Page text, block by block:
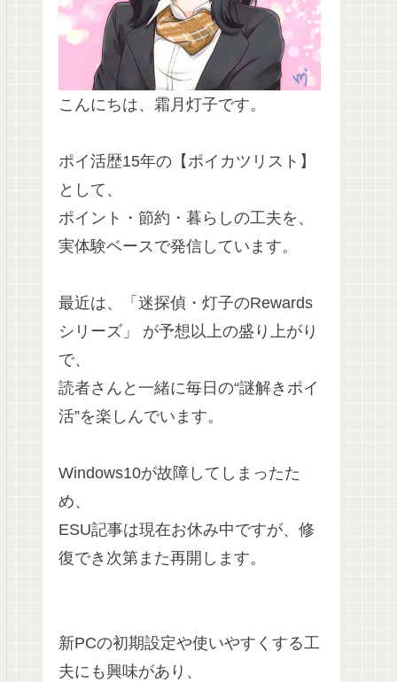
こんにちは、霜月灯子です。
ポイ活歴15年の【ポイカツリスト】
として、
ポイント・節約・暮らしの工夫を、
実体験ベースで発信しています。
最近は、「迷探偵・灯子のRewards
シリーズ」 が予想以上の盛り上がり
で、
読者さんと一緒に毎日の“謎解きポイ
活”を楽しんでいます。
Windows10が故障してしまったた
め、
ESU記事は現在お休み中ですが、修
復でき次第また再開します。
新PCの初期設定や使いやすくする工
夫にも興味があり、